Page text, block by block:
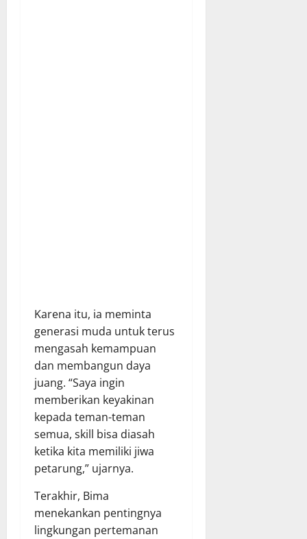
Karena itu, ia meminta
generasi muda untuk terus
mengasah kemampuan
dan membangun daya
juang. “Saya ingin
memberikan keyakinan
kepada teman-teman
semua, skill bisa diasah
ketika kita memiliki jiwa
petarung,” ujarnya.
Terakhir, Bima
menekankan pentingnya
lingkungan pertemanan